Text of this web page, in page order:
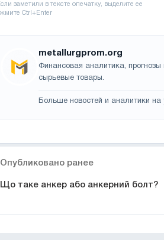
metallurgprom.org
Финансовая аналитика,
сырьевые товары.
Больше новостей и аналитики на
Опубликовано ранее
Що таке анкер або анкерний болт?